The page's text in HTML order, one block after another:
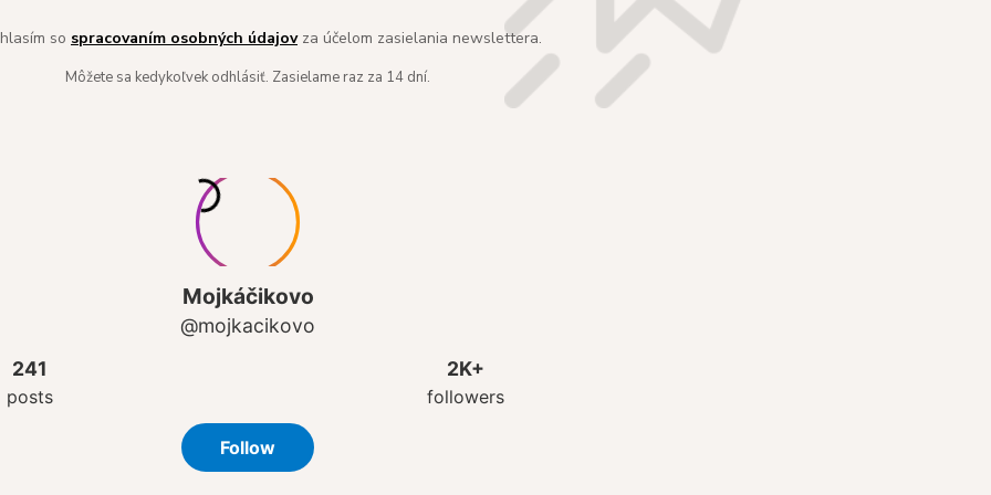
so spracovaním osobných údajovza účelom zasielania newslettera.
Môžete sa kedykoľvek odhlásiť. Zasielame raz za 14 dní.